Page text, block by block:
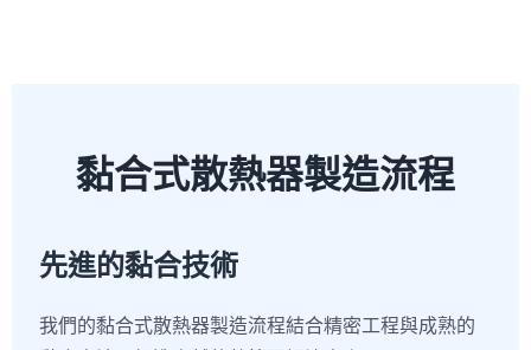
黏合式散熱器製造流程
先進的黏合技術
我們的黏合式散熱器製造流程結合精密工程與成熟的